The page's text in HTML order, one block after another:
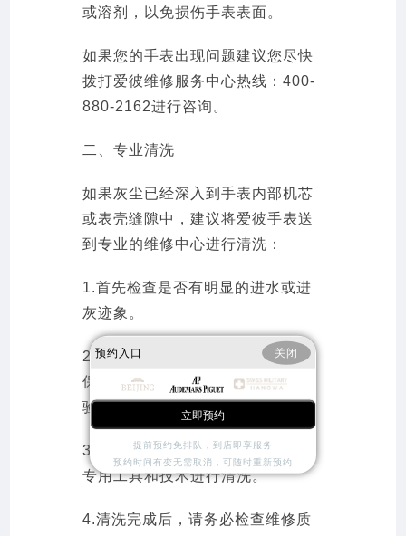
或溶剂，以免损伤手表表面。
如果您的手表出现问题建议您尽快
拨打爱彼维修服务中心热线：400-
880-2162进行咨询。
二、专业清洗
如果灰尘已经深入到手表内部机芯
或表壳缝隙中，建议将爱彼手表送
到专业的维修中心进行清洗：
1.首先检查是否有明显的进水或进
灰迹象。
2.选择信誉良好的维修中心，并确
保其具备处理高端品牌手表的经
验。
3.在维修过程中，让专业人员使用
专用工具和技术进行清洗。
4.清洗完成后，请务必检查维修质
预约入口 关闭
立即预约
提前预约免排队，到店即享服务
预约时间有变无需取消，可随时重新预约